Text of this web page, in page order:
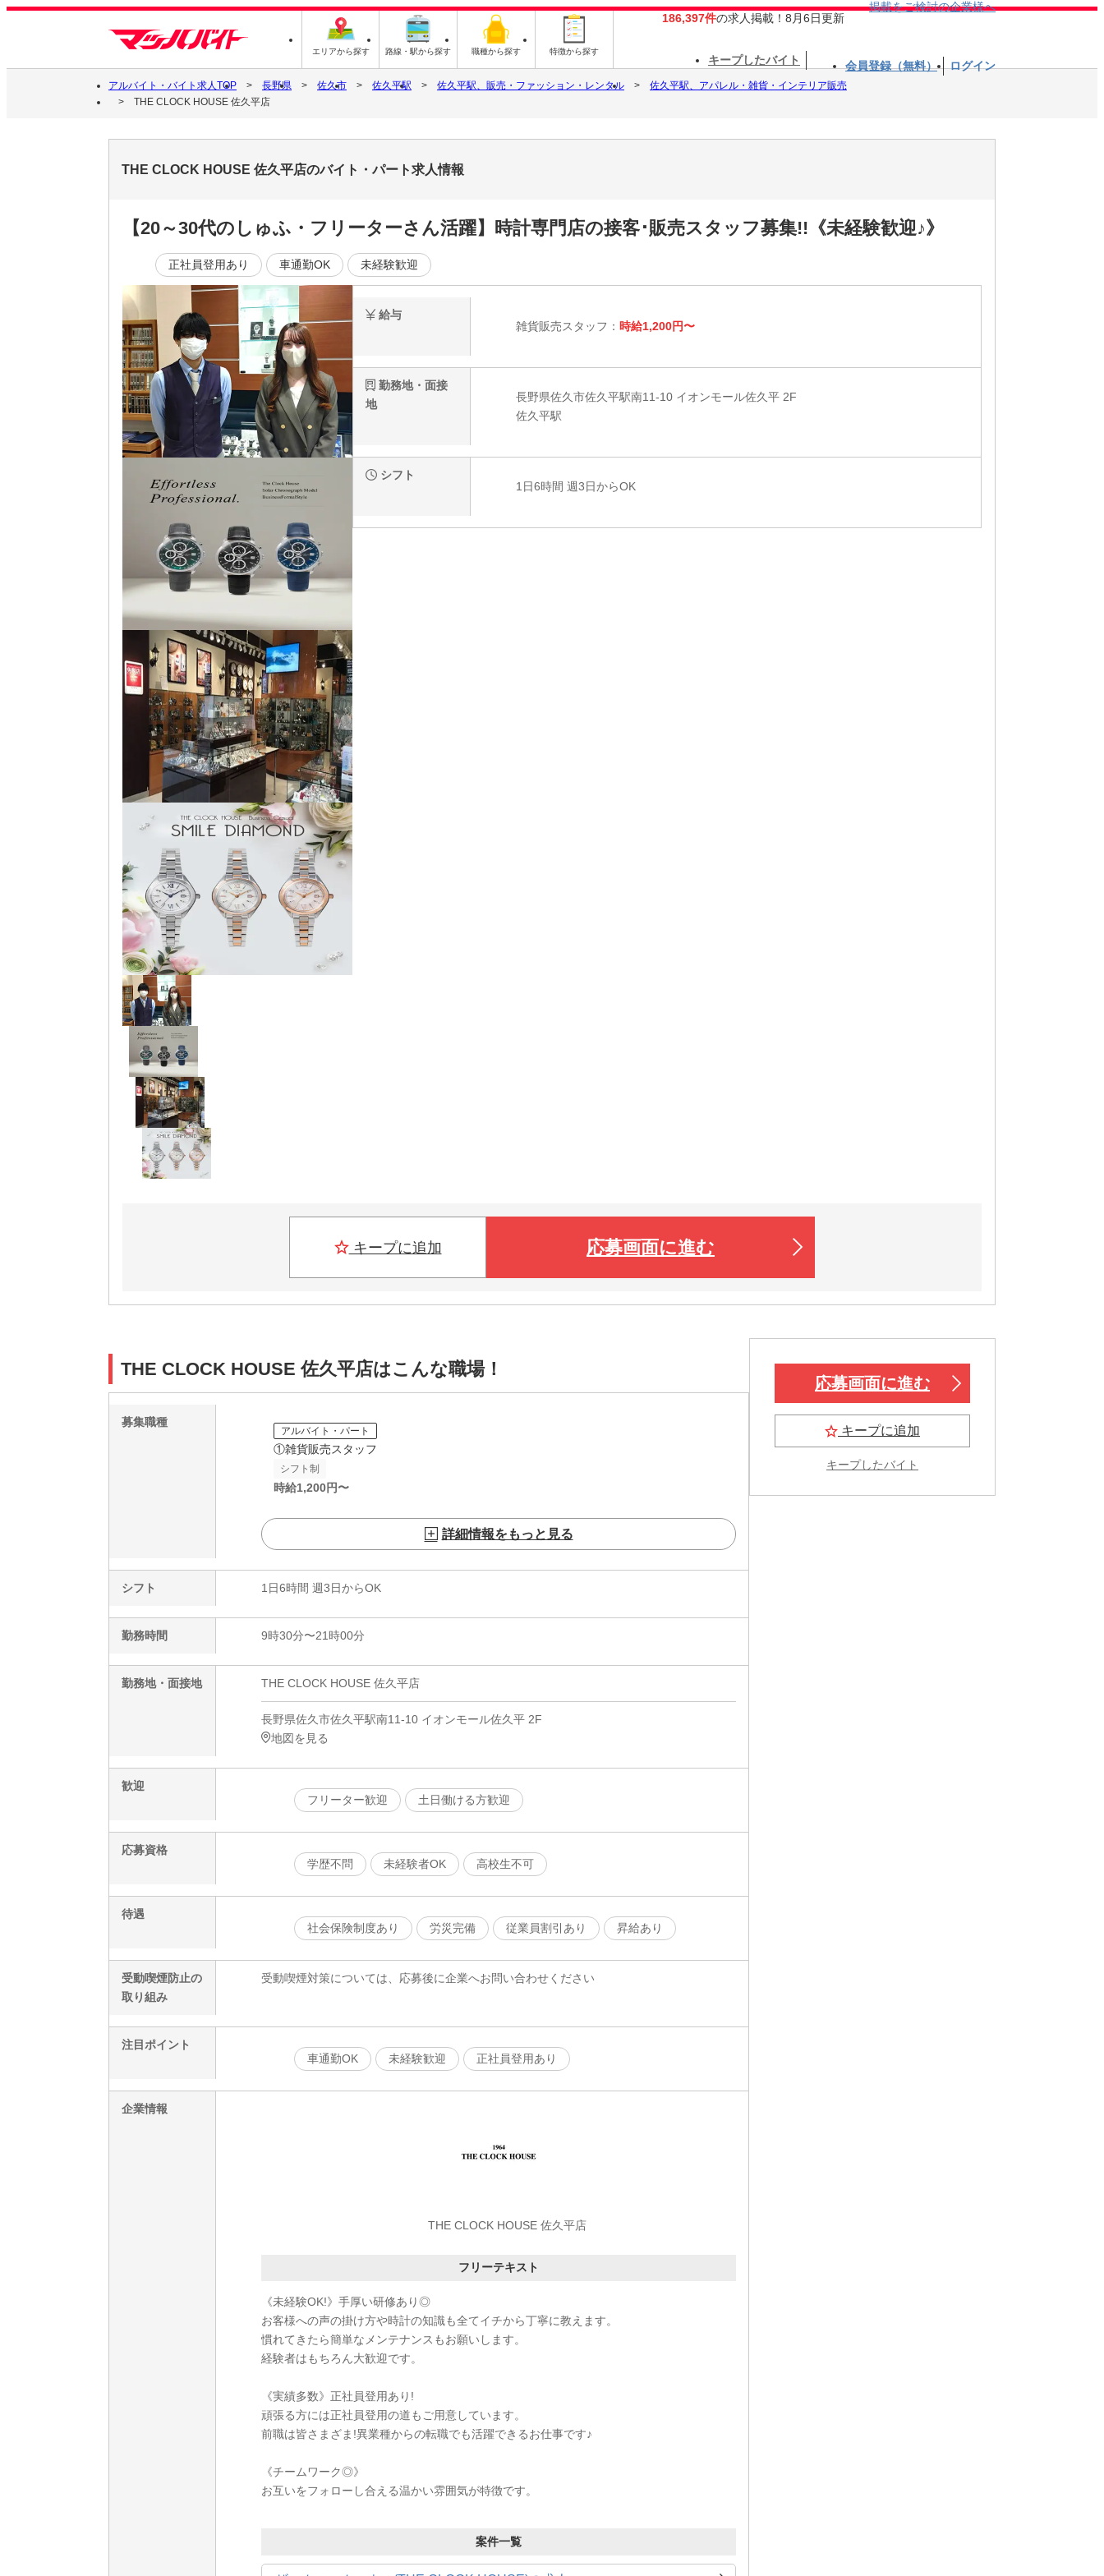
エリアから探す 路線・駅から探す 職種から探す 特徴から探す
186,397件の求人掲載！8月6日更新
掲載をご検討の企業様へ
キープしたバイト 会員登録（無料） ログイン
アルバイト・バイト求人TOP 長野県 佐久市 佐久平駅 佐久平駅、販売・ファッション・レンタル
佐久平駅、アパレル・雑貨・インテリア販売
THE CLOCK HOUSE 佐久平店
THE CLOCK HOUSE 佐久平店のバイト・パート求人情報
【20～30代のしゅふ・フリーターさん活躍】時計専門店の接客･販売スタッフ募集!!《未経験歓迎♪》
正社員登用あり 車通勤OK 未経験歓迎
給与
雑貨販売スタッフ： 時給1,200円〜
勤務地・面接
地
長野県佐久市佐久平駅南11-10 イオンモール佐久平 2F
佐久平駅
シフト
1日6時間 週3日からOK
キープに追加 応募画面に進む
THE CLOCK HOUSE 佐久平店はこんな職場！
募集職種
アルバイト・パート
①雑貨販売スタッフ
シフト制
時給1,200円〜
詳細情報をもっと見る
シフト 1日6時間 週3日からOK
勤務時間 9時30分〜21時00分
勤務地・面接地 THE CLOCK HOUSE 佐久平店
長野県佐久市佐久平駅南11-10 イオンモール佐久平 2F
地図を見る
歓迎
フリーター歓迎
土日働ける方歓迎
応募資格
学歴不問
未経験者OK 高校生不可
待遇
社会保険制度あり
労災完備 従業員割引あり 昇給あり
受動喫煙防止の
取り組み
受動喫煙対策については、応募後に企業へお問い合わせください
注目ポイント
車通勤OK
未経験歓迎 正社員登用あり
企業情報
THE CLOCK HOUSE 佐久平店
フリーテキスト
《未経験OK!》手厚い研修あり◎
お客様への声の掛け方や時計の知識も全てイチから丁寧に教えます。
慣れてきたら簡単なメンテナンスもお願いします。
経験者はもちろん大歓迎です。
《実績多数》正社員登用あり!
頑張る方には正社員登用の道もご用意しています。
前職は皆さまざま!異業種からの転職でも活躍できるお仕事です♪
《チームワーク◎》
お互いをフォローし合える温かい雰囲気が特徴です。
案件一覧
応募画面に進む
キープに追加
キープしたバイト